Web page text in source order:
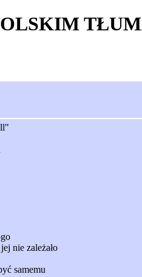
nie zależało
samemu